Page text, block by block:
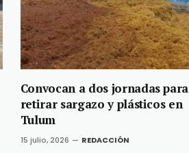
Convocan a dos jornadas para
retirar sargazo y plásticos en
Tulum
15 julio, 2026 REDACCIÓN